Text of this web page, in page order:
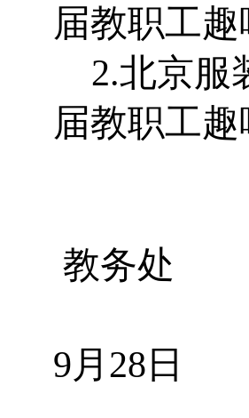
届教职工
2.北京服
届教职工
教务处
9月28日